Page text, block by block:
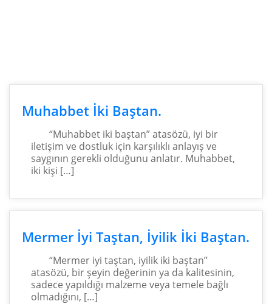
Muhabbet İki Baştan.
“Muhabbet iki baştan” atasözü, iyi bir
iletişim ve dostluk için karşılıklı anlayış ve
saygının gerekli olduğunu anlatır. Muhabbet,
iki kişi […]
Mermer İyi Taştan, İyilik İki Baştan.
“Mermer iyi taştan, iyilik iki baştan”
atasözü, bir şeyin değerinin ya da kalitesinin,
sadece yapıldığı malzeme veya temele bağlı
olmadığını, […]